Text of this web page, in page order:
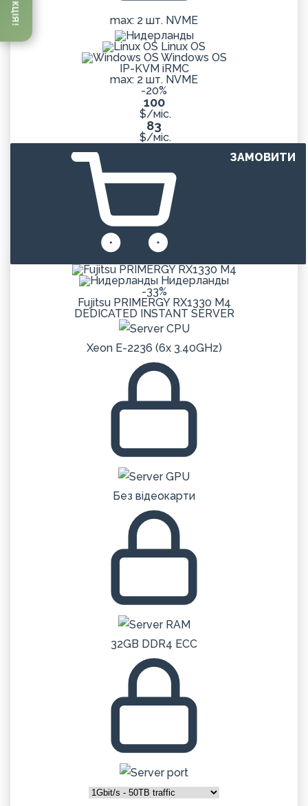
max: 2 шт. NVME
Linux OS
Windows OS
IP-KVM iRMC
max: 2 шт. NVME
-20%
100
$/міс.
83
$/міс.
ЗАМОВИТИ
Нидерланды
-33%
Fujitsu PRIMERGY RX1330 M4
DEDICATED INSTANT SERVER
Xeon E-2236 (6x 3.40GHz)
Без відеокарти
32GB DDR4 ECC
АКЦІЯ!